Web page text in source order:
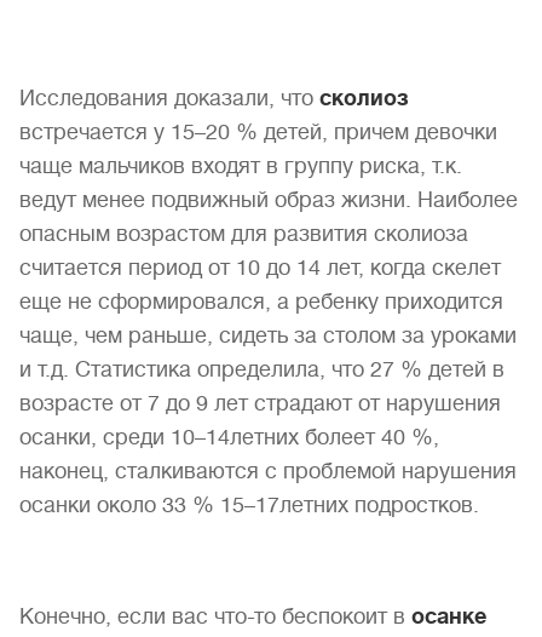
Исследования доказали, что сколиоз
встречается у 15–20 % детей, причем девочки
чаще мальчиков входят в группу риска, т.к.
ведут менее подвижный образ жизни. Наиболее
опасным возрастом для развития сколиоза
считается период от 10 до 14 лет, когда скелет
еще не сформировался, а ребенку приходится
чаще, чем раньше, сидеть за столом за уроками
и т.д. Статистика определила, что 27 % детей в
возрасте от 7 до 9 лет страдают от нарушения
осанки, среди 10–14летних болеет 40 %,
наконец, сталкиваются с проблемой нарушения
осанки около 33 % 15–17летних подростков.
Конечно, если вас что-то беспокоит в осанке